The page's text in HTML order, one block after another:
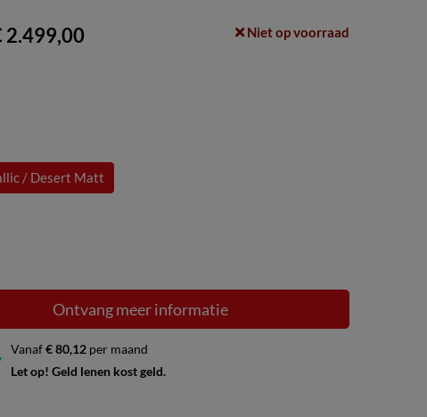
2.499,00 Niet op voorraad
/ Desert Matt
Ontvang meer informatie
Vanaf€ 80,12 per maand
Let op! Geld lenen kost geld.